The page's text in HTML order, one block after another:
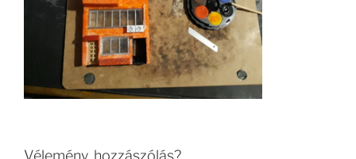
Vélemény, hozzászólás?